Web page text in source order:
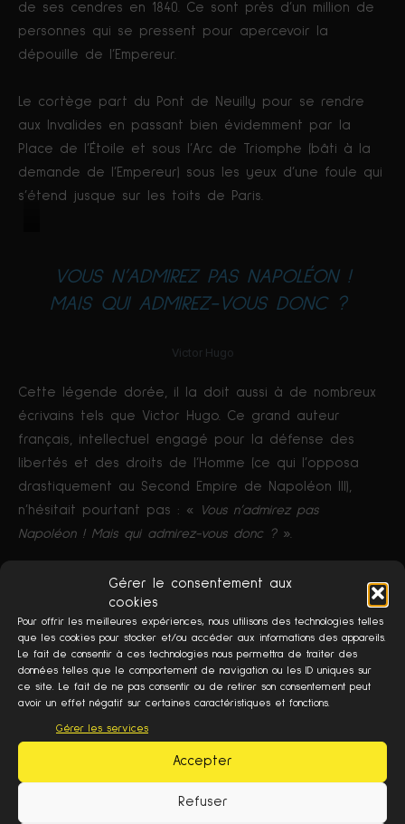
Gérer le consentement aux
cookies
Pour offrir les meilleures expériences, nous utilisons des technologies telles
que les cookies pour stocker et/ou accéder aux informations des appareils.
Le fait de consentir à ces technologies nous permettra de traiter des
données telles que le comportement de navigation ou les ID uniques sur
ce site. Le fait de ne pas consentir ou de retirer son consentement peut
avoir un effet négatif sur certaines caractéristiques et fonctions.
Gérer les services
Accepter
Refuser
de ses cendres en 1840. Ce sont près d’un million de
personnes qui se pressent pour apercevoir la
dépouille de l’Empereur.
Le cortège part du Pont de Neuilly pour se rendre
aux Invalides en passant bien évidemment par la
Place de l’Étoile et sous l’Arc de Triomphe (bâti à la
demande de l’Empereur) sous les yeux d’une foule qui
s’étend jusque sur les toits de Paris.
NapoléonVOUS N’ADMIREZ PAS NAPOLÉON !
MAIS QUI ADMIREZ-VOUS DONC ?
Victor Hugo
Cette légende dorée, il la doit aussi à de nombreux
écrivains tels que Victor Hugo. Ce grand auteur
français, intellectuel engagé pour la défense des
libertés et des droits de l’Homme (ce qui l’opposa
drastiquement au Second Empire de Napoléon III),
n’hésitait pourtant pas : «
Vous n’admirez pas
Napoléon ! Mais qui admirez-vous donc ? ».
Peu de temps après son élection à l’Académie
Française, l’écrivain persistait en 1841 :
«La France était pour les nations un magnifique
spectacle. Un homme la remplissait alors et la faisait si
grande qu’elle remplissait l’Europe. […] Il était au-dessus de
l’Europe comme une vision extraordinaire.
Portrait de Victor Hugo, grande figure républicaine du
C’est ainsi que l’Empereur restait dans l’imaginaire